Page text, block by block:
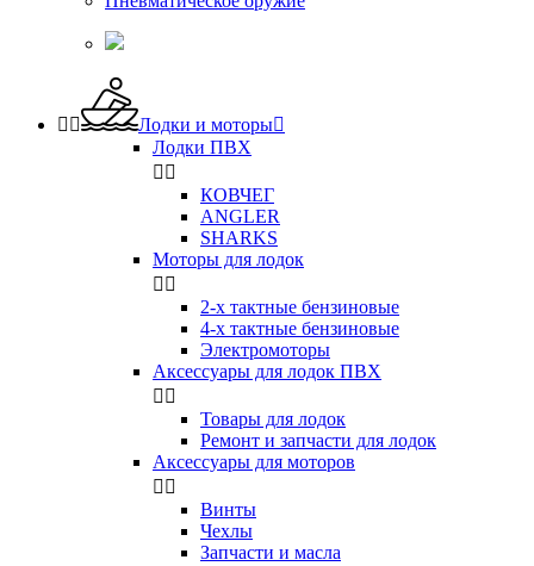
  Лодки и моторы
Лодки ПВХ
 
КОВЧЕГ
ANGLER
SHARKS
Моторы для лодок
 
2-х тактные бензиновые
4-х тактные бензиновые
Электромоторы
Аксессуары для лодок ПВХ
 
Товары для лодок
Ремонт и запчасти для лодок
Аксессуары для моторов
 
Винты
Чехлы
Запчасти и масла